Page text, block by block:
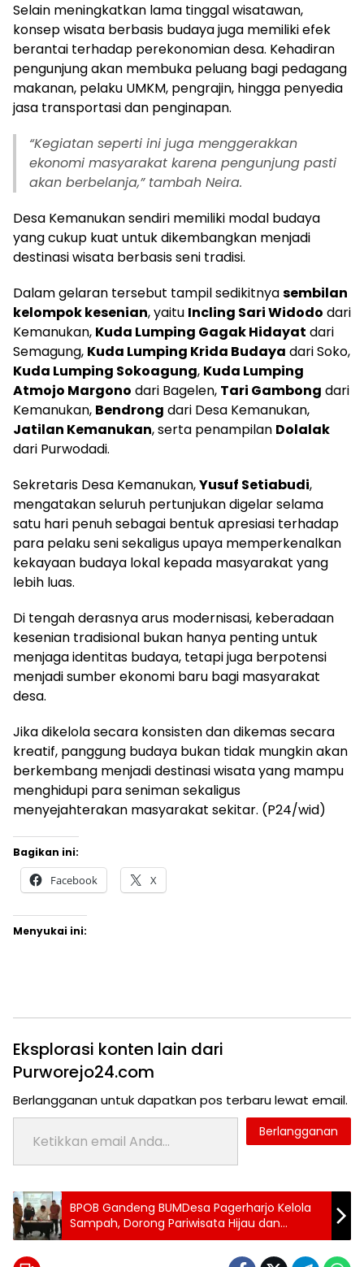
Selain meningkatkan lama tinggal wisatawan,
konsep wisata berbasis budaya juga memiliki efek
berantai terhadap perekonomian desa. Kehadiran
pengunjung akan membuka peluang bagi pedagang
makanan, pelaku UMKM, pengrajin, hingga penyedia
jasa transportasi dan penginapan.
“Kegiatan seperti ini juga menggerakkan
ekonomi masyarakat karena pengunjung pasti
akan berbelanja,” tambah Neira.
Desa Kemanukan sendiri memiliki modal budaya
yang cukup kuat untuk dikembangkan menjadi
destinasi wisata berbasis seni tradisi.
Dalam gelaran tersebut tampil sedikitnyasembilan
kelompok kesenian, yaitu Incling Sari Widodo dari
Kemanukan, Kuda Lumping Gagak Hidayat dari
Semagung, Kuda Lumping Krida Budaya dari Soko,
Kuda Lumping Sokoagung, Kuda Lumping
Atmojo Margono dari Bagelen, Tari Gambong dari
Kemanukan, Bendrong dari Desa Kemanukan,
Jatilan Kemanukan, serta penampilan Dolalak
dari Purwodadi.
Sekretaris Desa Kemanukan,Yusuf Setiabudi,
mengatakan seluruh pertunjukan digelar selama
satu hari penuh sebagai bentuk apresiasi terhadap
para pelaku seni sekaligus upaya memperkenalkan
kekayaan budaya lokal kepada masyarakat yang
lebih luas.
Di tengah derasnya arus modernisasi, keberadaan
kesenian tradisional bukan hanya penting untuk
menjaga identitas budaya, tetapi juga berpotensi
menjadi sumber ekonomi baru bagi masyarakat
desa.
Jika dikelola secara konsisten dan dikemas secara
kreatif, panggung budaya bukan tidak mungkin akan
berkembang menjadi destinasi wisata yang mampu
menghidupi para seniman sekaligus
menyejahterakan masyarakat sekitar. (P24/wid)
Bagikan ini:
Facebook X
Menyukai ini:
Eksplorasi konten lain dari
Purworejo24.com
Berlangganan untuk dapatkan pos terbaru lewat email.
Ketikkan email Anda...
Berlangganan
Tag:
24 jam
purworejo
berita
BPOB Gandeng BUMDesa Pagerharjo Kelola
Sampah, Dorong Pariwisata Hijau dan
Ekonomi Desa